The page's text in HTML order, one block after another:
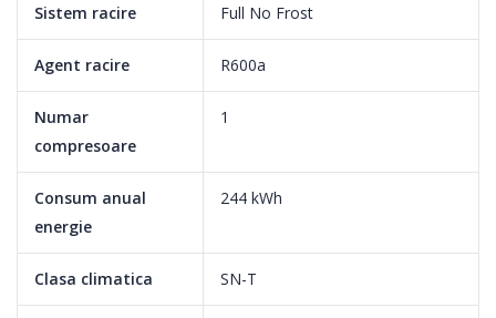
Tehnologia Supreme NoFrost
Sistem racire Full No Frost
Agent racire R600a
Numar
compresoare
1
Consum anual
energie
244 kWh
Clasa climatica SN-T